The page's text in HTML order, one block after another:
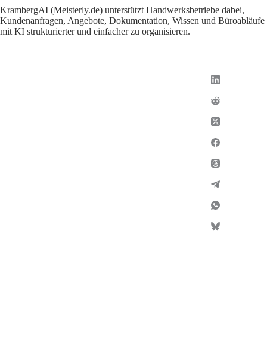
KrambergAI (Meisterly.de) unterstützt Handwerksbetriebe dabei,
Kundenanfragen, Angebote, Dokumentation, Wissen und Büroabläufe
mit KI strukturierter und einfacher zu organisieren.